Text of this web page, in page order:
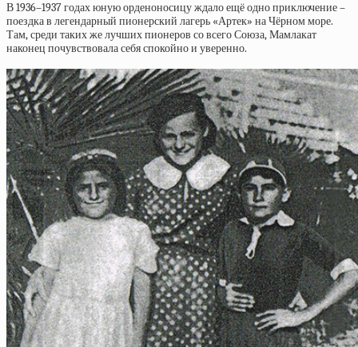
В 1936–1937 годах юную орденоносицу ждало ещё одно приключение –
поездка в легендарный пионерский лагерь «Артек» на Чёрном море.
Там, среди таких же лучших пионеров со всего Союза, Мамлакат
наконец почувствовала себя спокойно и уверенно.